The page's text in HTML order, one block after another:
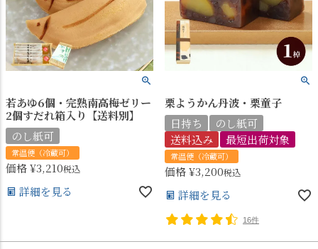
若あゆ6個・完熟南高梅ゼリー
2個すだれ箱入り【送料別】
のし紙可
常温便（冷蔵可）
価格¥3,210税込
詳細を見る
栗ようかん丹波・栗童子
日持ち
のし紙可
送料込み
最短出荷対象
常温便（冷蔵可）
価格¥3,200税込
詳細を見る
16件